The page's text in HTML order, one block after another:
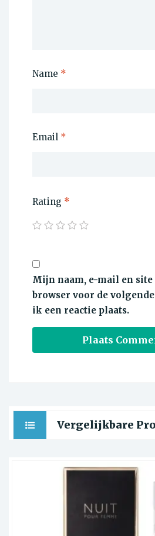
Name *
Email *
Rating *
Mijn naam, e-mail en site
browser voor de
ik een reactie plaats.
Vergelijkbare